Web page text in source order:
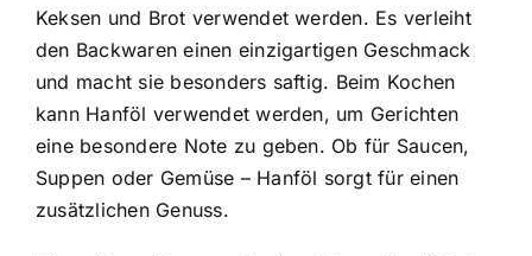
Keksen und Brot verwendet werden. Es verleiht
den Backwaren einen einzigartigen Geschmack
und macht sie besonders saftig. Beim Kochen
kann Hanföl verwendet werden, um Gerichten
eine besondere Note zu geben. Ob für Saucen,
Suppen oder Gemüse – Hanföl sorgt für einen
zusätzlichen Genuss.